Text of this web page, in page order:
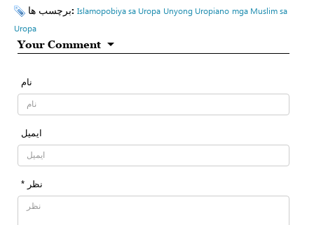
برچسب ها: Islamopobiya sa Uropa Unyong Uropiano mga Muslim sa
Uropa
Your Comment
نام
ایمیل
* نظر